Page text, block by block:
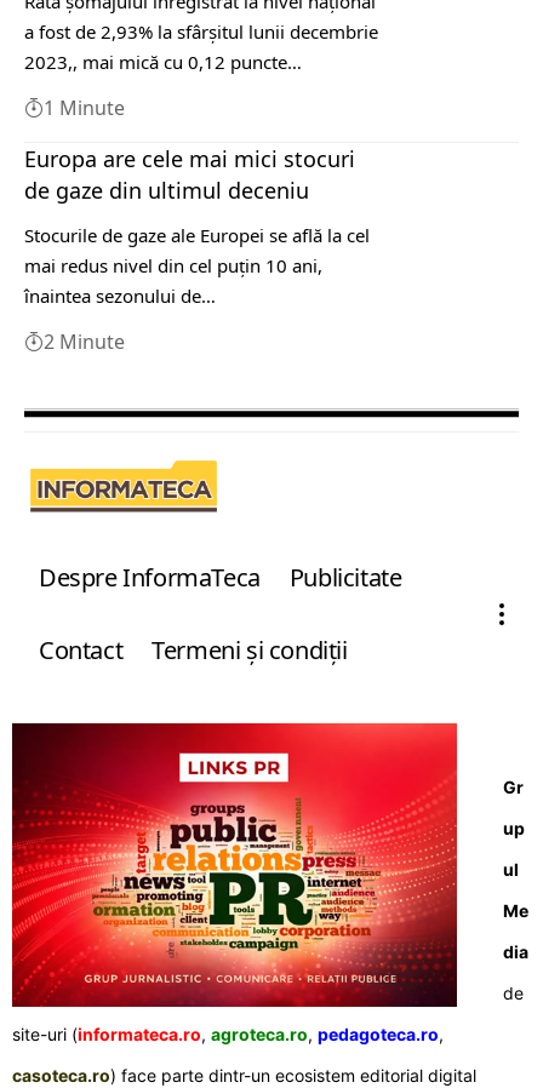
a fost de 2,93% la sfârşitul lunii decembrie
2023,, mai mică cu 0,12 puncte…
1 Minute
Europa are cele mai mici stocuri
de gaze din ultimul deceniu
Stocurile de gaze ale Europei se află la cel
mai redus nivel din cel puţin 10 ani,
înaintea sezonului de…
2 Minute
Despre InformaTeca Publicitate
Contact Termeni şi condiţii
Gr
up
ul
Me
dia
de
site-uri (informateca.ro, agroteca.ro, pedagoteca.ro,
casoteca.ro) face parte dintr-un ecosistem editorial digital